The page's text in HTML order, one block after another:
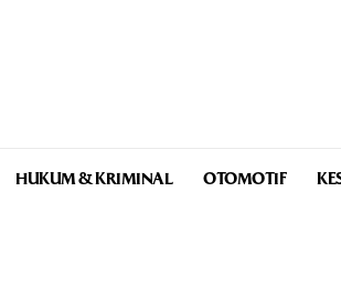
HUKUM & KRIMINAL OTOMOTIF